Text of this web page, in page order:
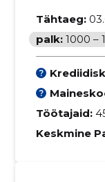
Tähtaeg:
palk: 1000 –
Töötajaid:
Keskmine